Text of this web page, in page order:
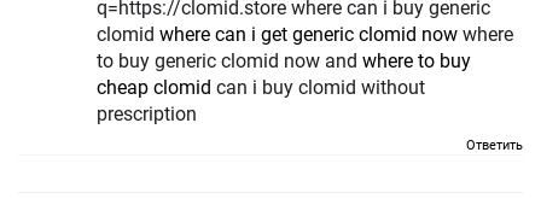
q=https://clomid.store where can i buy generic
clomid where can i get generic clomid now where
to buy generic clomid now and where to buy
cheap clomid can i buy clomid without
prescription
Ответить